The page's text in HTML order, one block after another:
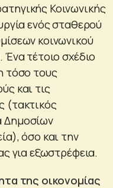
Κοινωνικής
ενός σταθερού
κοινωνικού
τέτοιο σχέδιο
τόσο τους
και τις
(τακτικός
Δημοσίων
όσο και την
για εξωστρέφεια.
της οικονομίας